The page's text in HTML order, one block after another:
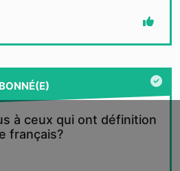
à ceux qui ont définition
français?